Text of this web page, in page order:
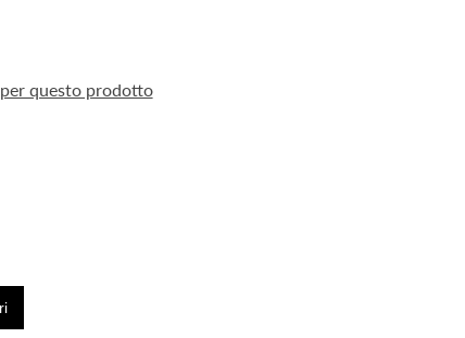
questo prodotto